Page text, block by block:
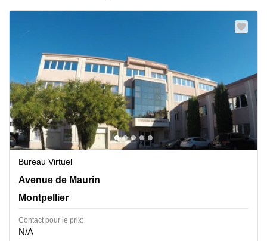
Bureau Virtuel
28 Avenue de Maurin, Montpellier
Avenue de Maurin
Montpellier
Contact pour le prix:
N/A